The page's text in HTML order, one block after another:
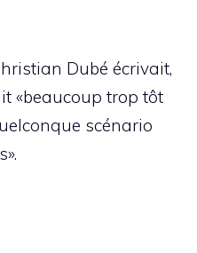
Dubé écrivait,
«beaucoup trop tôt
scénario